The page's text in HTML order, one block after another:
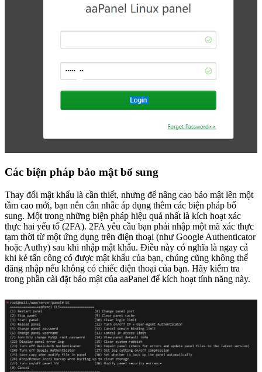
Các biện pháp bảo mật bổ sung
Thay đổi mật khẩu là cần thiết, nhưng để nâng cao bảo mật lên một
tầm cao mới, bạn nên cân nhắc áp dụng thêm các biện pháp bổ
sung. Một trong những biện pháp hiệu quả nhất là kích hoạt xác
thực hai yếu tố (2FA). 2FA yêu cầu bạn phải nhập một mã xác thực
tạm thời từ một ứng dụng trên điện thoại (như Google Authenticator
hoặc Authy) sau khi nhập mật khẩu. Điều này có nghĩa là ngay cả
khi kẻ tấn công có được mật khẩu của bạn, chúng cũng không thể
đăng nhập nếu không có chiếc điện thoại của bạn. Hãy kiểm tra
trong phần cài đặt bảo mật của aaPanel để kích hoạt tính năng này.